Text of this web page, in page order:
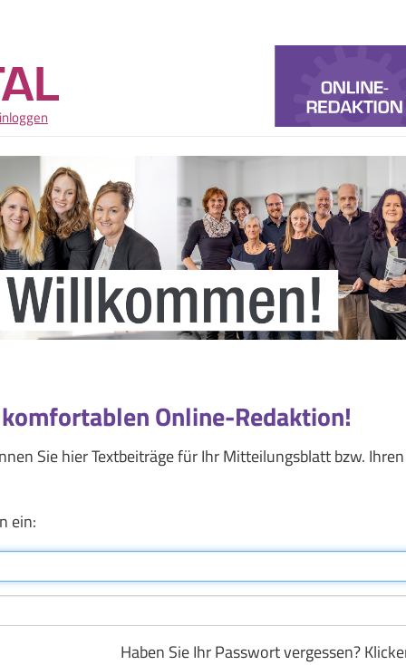
Online-Redaktion!
Sie hier Textbeiträge für Ihr Mitteilungsblatt bzw. Ihren
ein:
Haben Sie Ihr Passwort vergessen?